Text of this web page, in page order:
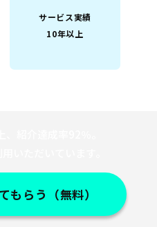
サービス実績
10年以上
もらう（無料）